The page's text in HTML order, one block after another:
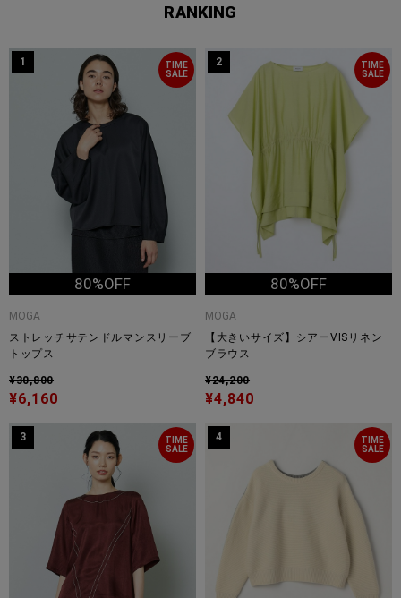
RANKING
TIME
SALE
1
80%OFF
MOGA
ストレッチサテンドルマンスリーブ
トップス
¥30,800
¥6,160
TIME
SALE
2
80%OFF
MOGA
【大きいサイズ】シアーVISリネン
ブラウス
¥24,200
¥4,840
TIME
SALE
3
TIME
SALE
4